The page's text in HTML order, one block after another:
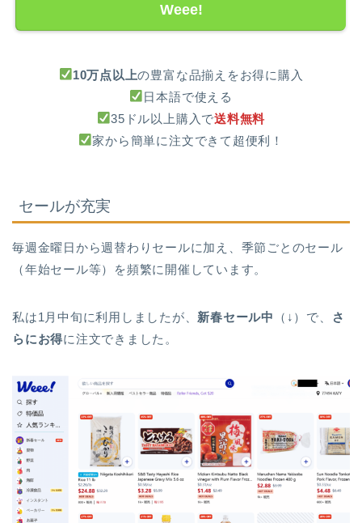
Weee!
10万点以上の豊富な品揃えをお得に購入
日本語で使える
35ドル以上購入で送料無料
家から簡単に注文できて超便利！
セールが充実
毎週金曜日から週替わりセールに加え、季節ごとのセール
（年始セール等）を頻繁に開催しています。
私は1月中旬に利用しましたが、 新春セール中 （↓）で、
さ
らにお得に注文できました。